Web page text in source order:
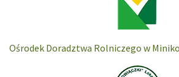
Ośrodek Doradztwa Rolniczego w